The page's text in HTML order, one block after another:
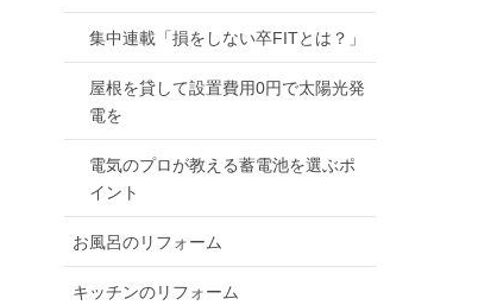
集中連載「損をしない卒FITとは？」
屋根を貸して設置費用0円で太陽光発
電を
電気のプロが教える蓄電池を選ぶポ
イント
お風呂のリフォーム
キッチンのリフォーム